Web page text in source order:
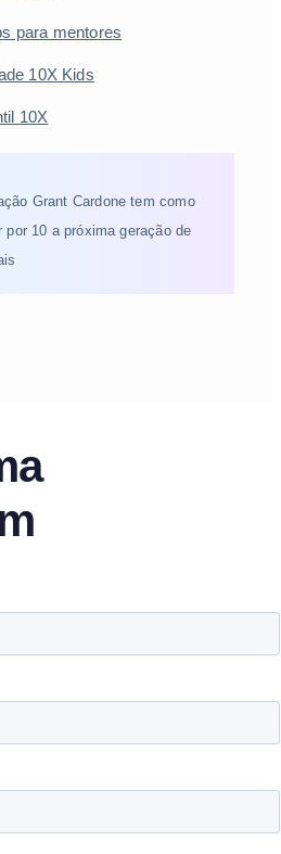
para mentores
10X Kids
10X
Grant Cardone tem como
por 10 a próxima geração de